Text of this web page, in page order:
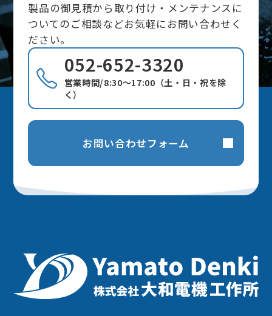
製品の御見積から取り付け・メンテナンスに
ついてのご相談などお気軽にお問い合わせく
ださい。
052-652-3320
営業時間/8:30～17:00（土・日・祝を除
く）
お問い合わせフォーム